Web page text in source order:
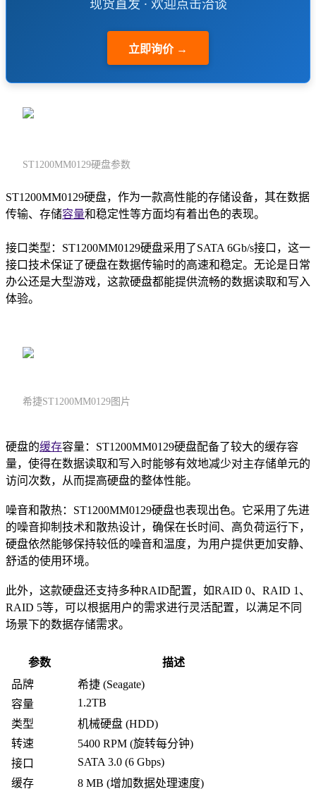
现货直发 · 欢迎点击洽谈
立即询价 →
ST1200MM0129硬盘参数
ST1200MM0129硬盘，作为一款高性能的存储设备，其在数据
传输、存储容量和稳定性等方面均有着出色的表现。
接口类型：ST1200MM0129硬盘采用了SATA 6Gb/s接口，这一
接口技术保证了硬盘在数据传输时的高速和稳定。无论是日常
办公还是大型游戏，这款硬盘都能提供流畅的数据读取和写入
体验。
希捷ST1200MM0129图片
硬盘的缓存容量：ST1200MM0129硬盘配备了较大的缓存容
量，使得在数据读取和写入时能够有效地减少对主存储单元的
访问次数，从而提高硬盘的整体性能。
噪音和散热：ST1200MM0129硬盘也表现出色。它采用了先进
的噪音抑制技术和散热设计，确保在长时间、高负荷运行下，
硬盘依然能够保持较低的噪音和温度，为用户提供更加安静、
舒适的使用环境。
此外，这款硬盘还支持多种RAID配置，如RAID 0、RAID 1、
RAID 5等，可以根据用户的需求进行灵活配置，以满足不同
场景下的数据存储需求。
参数
描述
品牌
希捷 (Seagate)
容量
1.2TB
类型
机械硬盘 (HDD)
转速
5400 RPM (旋转每分钟)
接口
SATA 3.0 (6 Gbps)
缓存
8 MB (增加数据处理速度)